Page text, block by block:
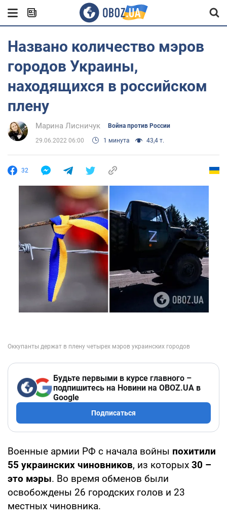
Названо количество мэров
городов Украины,
находящихся в российском
плену
Марина Лисничук Война против России
29.06.2022 06:00 1 минута 43,4 т.
32
Будьте первыми в курсе главного –
подпишитесь на Новини на OBOZ.UA в
Google
Подписаться
Военные армии РФ с начала войны похитили
55 украинских чиновников, из которых 30 –
это мэры. Во время обменов были
освобождены 26 городских голов и 23
местных чиновника.